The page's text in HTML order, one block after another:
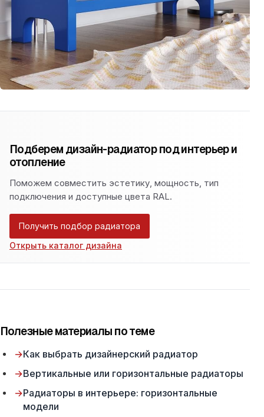
Подберем дизайн-радиатор под интерьер и
отопление
Поможем совместить эстетику, мощность, тип
подключения и доступные цвета RAL.
Получить подбор радиатора
Открыть каталог дизайна
Полезные материалы по теме
→Как выбрать дизайнерский радиатор
→Вертикальные или горизонтальные радиаторы
→Радиаторы в интерьере: горизонтальные
модели